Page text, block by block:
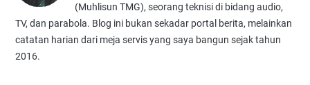
(Muhlisun TMG), seorang teknisi di bidang audio,
TV, dan parabola. Blog ini bukan sekadar portal berita, melainkan
catatan harian dari meja servis yang saya bangun sejak tahun
2016.